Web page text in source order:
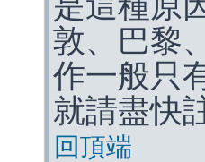
敦、巴黎
作一般只
就請盡快
回頂端